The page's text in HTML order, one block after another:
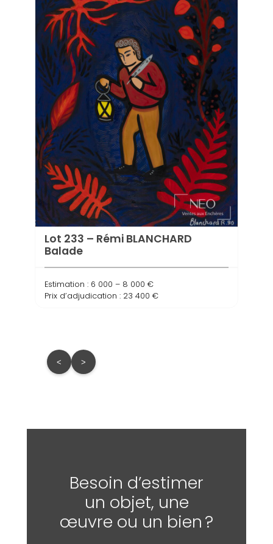
Lot 233 – Rémi BLANCHARD
Balade
Estimation : 6 000 – 8 000 €
Prix d’adjudication : 23 400 €
< >
Besoin d’estimer
un objet, une
œuvre ou un bien ?